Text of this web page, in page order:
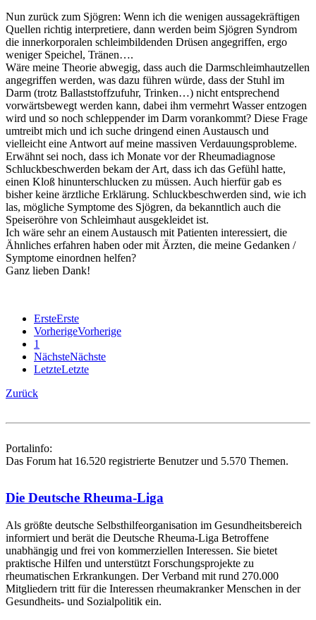
Nun zurück zum Sjögren: Wenn ich die wenigen aussagekräftigen
Quellen richtig interpretiere, dann werden beim Sjögren Syndrom
die innerkorporalen schleimbildenden Drüsen angegriffen, ergo
weniger Speichel, Tränen….
Wäre meine Theorie abwegig, dass auch die Darmschleimhautzellen
angegriffen werden, was dazu führen würde, dass der Stuhl im
Darm (trotz Ballaststoffzufuhr, Trinken…) nicht entsprechend
vorwärtsbewegt werden kann, dabei ihm vermehrt Wasser entzogen
wird und so noch schleppender im Darm vorankommt? Diese Frage
umtreibt mich und ich suche dringend einen Austausch und
vielleicht eine Antwort auf meine massiven Verdauungsprobleme.
Erwähnt sei noch, dass ich Monate vor der Rheumadiagnose
Schluckbeschwerden bekam der Art, dass ich das Gefühl hatte,
einen Kloß hinunterschlucken zu müssen. Auch hierfür gab es
bisher keine ärztliche Erklärung. Schluckbeschwerden sind, wie ich
las, mögliche Symptome des Sjögren, da bekanntlich auch die
Speiseröhre von Schleimhaut ausgekleidet ist.
Ich wäre sehr an einem Austausch mit Patienten interessiert, die
Ähnliches erfahren haben oder mit Ärzten, die meine Gedanken /
Symptome einordnen helfen?
Ganz lieben Dank!
ErsteErste
VorherigeVorherige
1
NächsteNächste
LetzteLetzte
Zurück
Portalinfo:
Das Forum hat 16.520 registrierte Benutzer und 5.570 Themen.
Die Deutsche Rheuma-Liga
Als größte deutsche Selbsthilfe­organisation im Gesundheitsbereich
informiert und berät die Deutsche Rheuma-Liga Betroffene
unabhängig und frei von kommerziellen Interessen. Sie bietet
praktische Hilfen und unterstützt Forschungsprojekte zu
rheumatischen Erkrankungen. Der Verband mit rund 270.000
Mitgliedern tritt für die Interessen rheumakranker Menschen in der
Gesundheits- und Sozialpolitik ein.